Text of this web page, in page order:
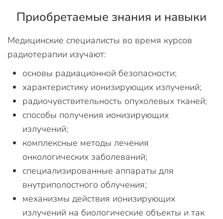
Приобретаемые знания и навыки
Медицинские специалисты во время курсов
радиотерапии изучают:
основы радиационной безопасности;
характеристику ионизирующих излучений;
радиочувствительность опухолевых тканей;
способы получения ионизирующих
излучений;
комплексные методы лечения
онкологических заболеваний;
специализированные аппараты для
внутриполостного облучения;
механизмы действия ионизирующих
излучений на биологические объекты и так